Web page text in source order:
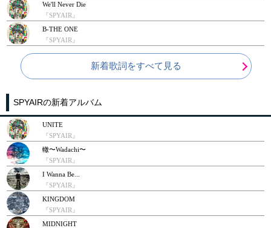
We'll Never Die
『SPYAIR』
B-THE ONE
『SPYAIR』
新着歌詞をすべて見る
SPYAIRの新着アルバム
UNITE
『SPYAIR』
轍〜Wadachi〜
『SPYAIR』
I Wanna Be...
『SPYAIR』
KINGDOM
『SPYAIR』
MIDNIGHT